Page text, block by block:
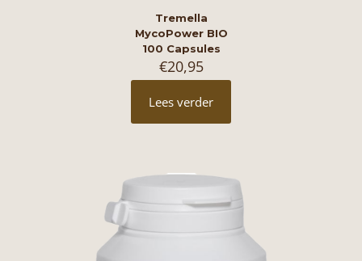
Tremella
MycoPower BIO
100 Capsules
€20,95
Lees verder